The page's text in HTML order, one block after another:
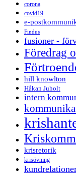
corona
covid19
e-
Findus
fusioner -
Föredrag
hill knowlton
Håkan Juholt
intern
krisretorik
krisövning